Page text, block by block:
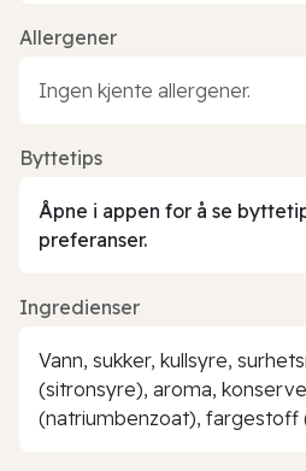
Allergener
Ingen kjente allergener.
Byttetips
Åpne i appen for å se
preferanser.
Ingredienser
Vann, sukker, kullsyre,
(sitronsyre), aroma,
(natriumbenzoat), fargestoff